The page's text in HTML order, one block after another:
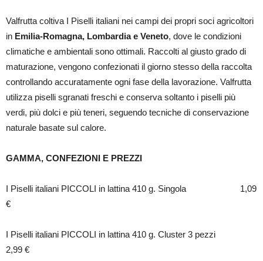
Valfrutta coltiva I Piselli italiani nei campi dei propri soci agricoltori
in Emilia-Romagna, Lombardia e Veneto, dove le condizioni
climatiche e ambientali sono ottimali. Raccolti al giusto grado di
maturazione, vengono confezionati il giorno stesso della raccolta
controllando accuratamente ogni fase della lavorazione. Valfrutta
utilizza piselli sgranati freschi e conserva soltanto i piselli più
verdi, più dolci e più teneri, seguendo tecniche di conservazione
naturale basate sul calore.
GAMMA, CONFEZIONI E PREZZI
I Piselli italiani PICCOLI in lattina 410 g. Singola 1,09
€
I Piselli italiani PICCOLI in lattina 410 g. Cluster 3 pezzi
2,99 €